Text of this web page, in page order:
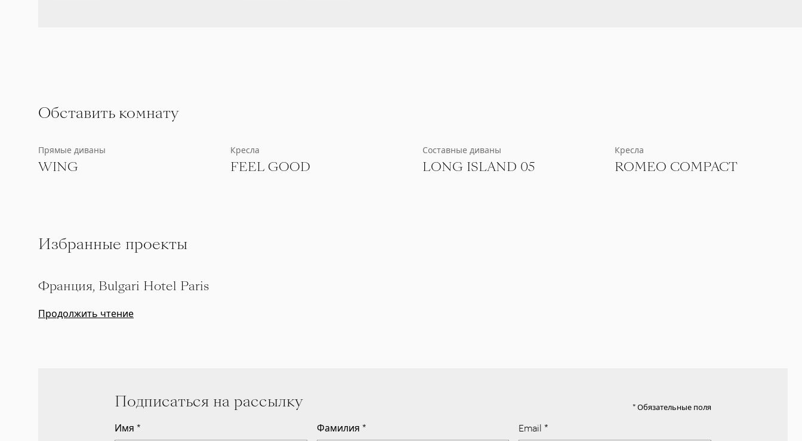
Обставить комнату
Прямые диваны
WING
Кресла
FEEL GOOD
Составные диваны
LONG ISLAND 05
Кресла
ROMEO COMPACT
Избранные проекты
Франция, Bulgari Hotel Paris
Продолжить чтение
Подписаться на рассылку * Обязательные поля
Имя * Фамилия * Email *